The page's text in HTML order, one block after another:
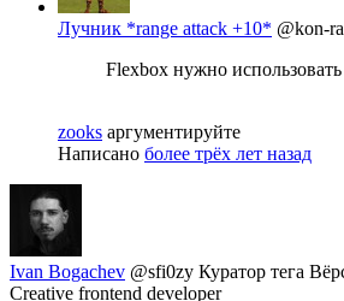
Лучник *range attack +10* @kon-
Flexbox нужно использовать
zooks аргументируйте
Написано более трёх лет назад
Ivan Bogachev @sfi0zy Куратор тега
Creative frontend developer